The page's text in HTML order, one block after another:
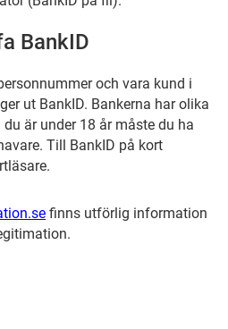
BankID
och vara kund i
ut BankID. Bankerna har olika
är under 18 år måste du ha
Till BankID på kort
finns utförlig information